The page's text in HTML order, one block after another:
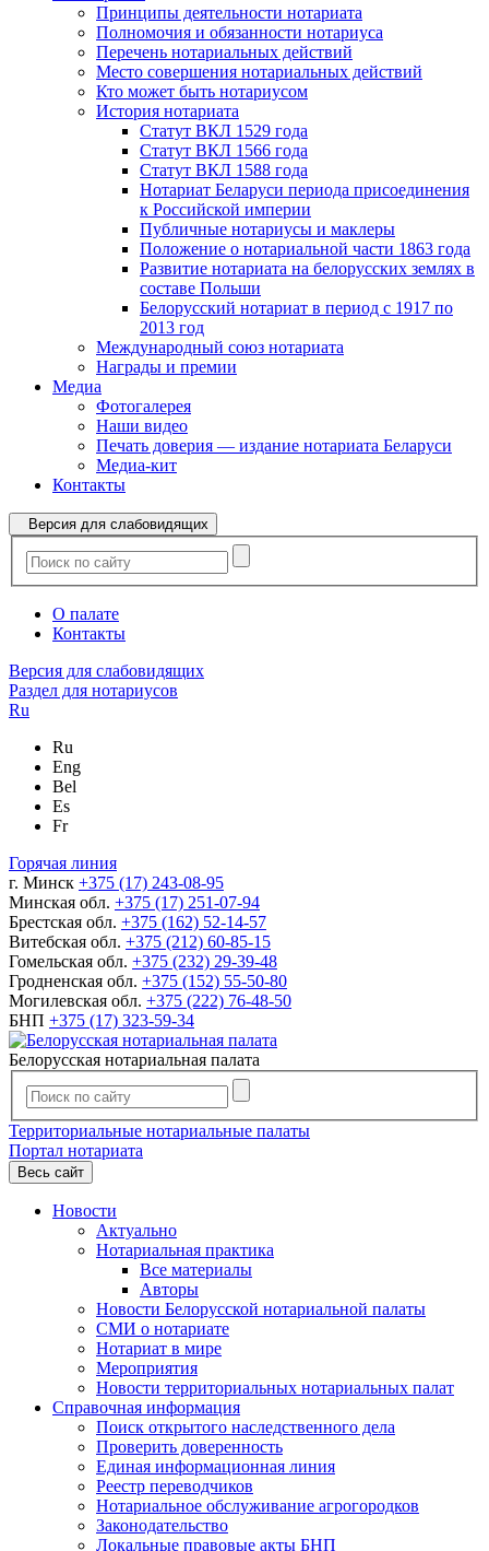
Принципы деятельности нотариата
Полномочия и обязанности нотариуса
Перечень нотариальных действий
Место совершения нотариальных действий
Кто может быть нотариусом
История нотариата
Статут ВКЛ 1529 года
Статут ВКЛ 1566 года
Статут ВКЛ 1588 года
Нотариат Беларуси периода присоединения
к Российской империи
Публичные нотариусы и маклеры
Положение о нотариальной части 1863 года
Развитие нотариата на белорусских землях в
составе Польши
Белорусский нотариат в период с 1917 по
2013 год
Международный союз нотариата
Награды и премии
Медиа
Фотогалерея
Наши видео
Печать доверия — издание нотариата Беларуси
Медиа-кит
Контакты
Версия для слабовидящих
О палате
Контакты
Версия для слабовидящих
Раздел для нотариусов
Ru
Ru
Eng
Bel
Es
Fr
Горячая линия
г. Минск +375 (17) 243-08-95
Минская обл. +375 (17) 251-07-94
Брестская обл. +375 (162) 52-14-57
Витебская обл. +375 (212) 60-85-15
Гомельская обл. +375 (232) 29-39-48
Гродненская обл. +375 (152) 55-50-80
Могилевская обл. +375 (222) 76-48-50
БНП +375 (17) 323-59-34
Белорусская нотариальная палата
Территориальные нотариальные палаты
Портал нотариата
Весь сайт
Новости
Актуально
Нотариальная практика
Все материалы
Авторы
Новости Белорусской нотариальной палаты
СМИ о нотариате
Нотариат в мире
Мероприятия
Новости территориальных нотариальных палат
Справочная информация
Поиск открытого наследственного дела
Проверить доверенность
Единая информационная линия
Реестр переводчиков
Нотариальное обслуживание агрогородков
Законодательство
Локальные правовые акты БНП